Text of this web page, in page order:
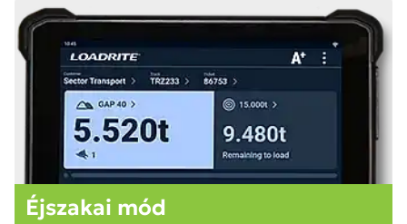
Éjszakai mód